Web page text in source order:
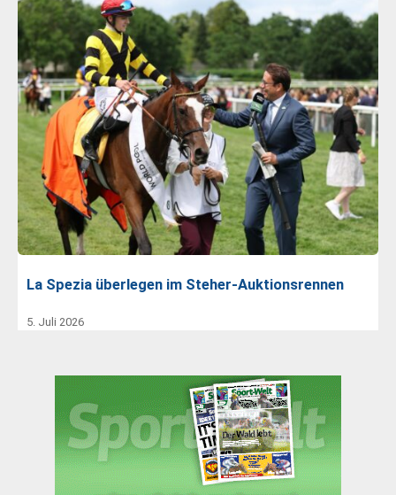
La Spezia überlegen im Steher-Auktionsrennen
5. Juli 2026